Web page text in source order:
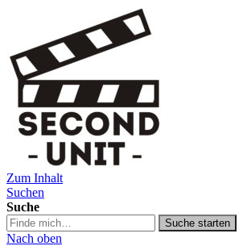
Second Unit
Zum Inhalt
Suchen
Suche
Suche
in
Suche starten
Nach oben